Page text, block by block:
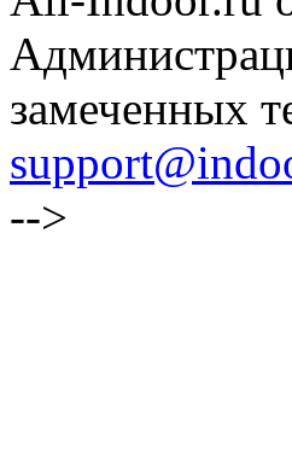
замеченных
-->